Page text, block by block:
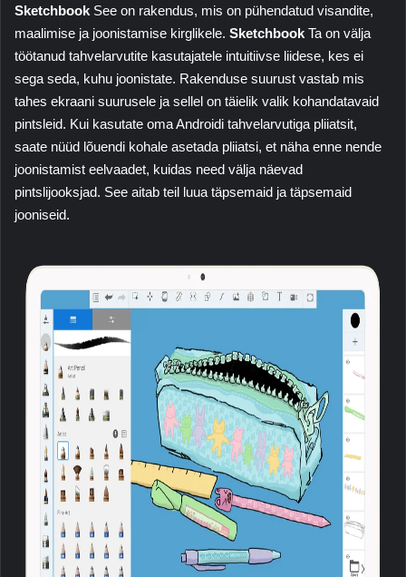
Sketchbook See on rakendus, mis on pühendatud visandite,
maalimise ja joonistamise kirglikele. Sketchbook Ta on välja
töötanud tahvelarvutite kasutajatele intuitiivse liidese, kes ei
sega seda, kuhu joonistate. Rakenduse suurust vastab mis
tahes ekraani suurusele ja sellel on täielik valik kohandatavaid
pintsleid. Kui kasutate oma Androidi tahvelarvutiga pliiatsit,
saate nüüd lõuendi kohale asetada pliiatsi, et näha enne nende
joonistamist eelvaadet, kuidas need välja näevad
pintslijooksjad. See aitab teil luua täpsemaid ja täpsemaid
jooniseid.